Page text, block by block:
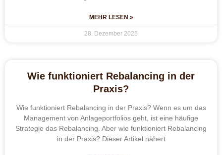
MEHR LESEN »
28. Dezember 2025
Wie funktioniert Rebalancing in der
Praxis?
Wie funktioniert Rebalancing in der Praxis? Wenn es um das
Management von Anlageportfolios geht, ist eine häufige
Strategie das Rebalancing. Aber wie funktioniert Rebalancing
in der Praxis? Dieser Artikel nähert